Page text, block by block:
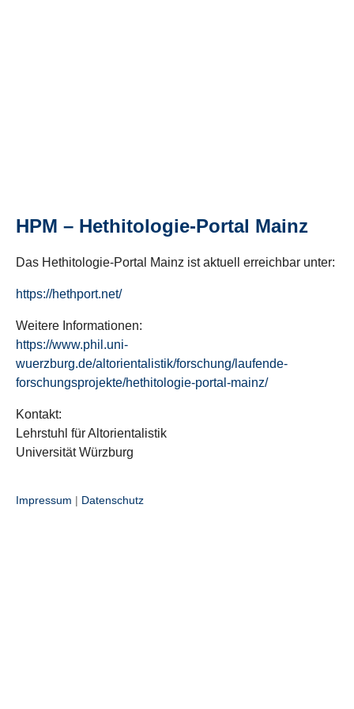
HPM – Hethitologie-Portal Mainz
Das Hethitologie-Portal Mainz ist aktuell erreichbar unter:
https://hethport.net/
Weitere Informationen:
https://www.phil.uni-
wuerzburg.de/altorientalistik/forschung/laufende-
forschungsprojekte/hethitologie-portal-mainz/
Kontakt:
Lehrstuhl für Altorientalistik
Universität Würzburg
Impressum | Datenschutz